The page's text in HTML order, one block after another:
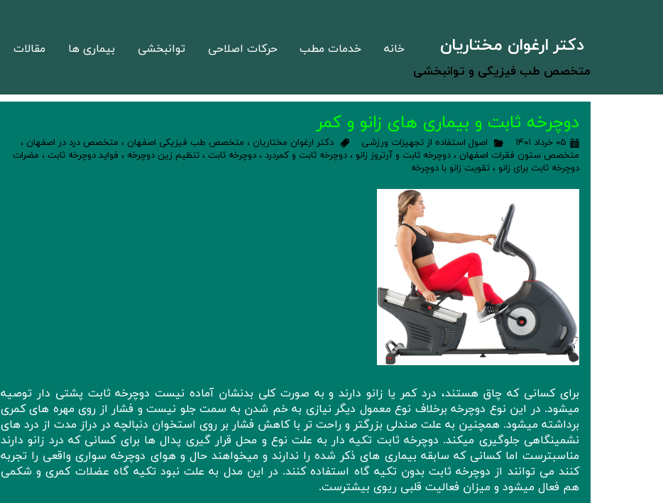
خانه خدمات مطب حرکات اصلاحی توانبخشی بیماری ها مقالات دکتر ارغوان مختاریان
متخصص طب فیزیکی و توانبخشی
دوچرخه ثابت و بیماری های زانو و کمر
۰۵ خرداد ۱۴۰۱ اصول استفاده از تجهیزات ورزشی دکتر ارغوان مختاریان ، متخصص طب فیزیکی اصفهان ، متخصص درد در اصفهان ،
متخصص ستون فقرات اصفهان ، دوچرخه ثابت و آرتروز زانو ، دوچرخه ثابت و کمردرد ، دوچرخه ثابت ، تنظیم زین دوچرخه ، فواید دوچرخه ثابت ، مضرات
دوچرخه ثابت برای زانو ، تقویت زانو با دوچرخه
برای کسانی که چاق هستند، درد کمر یا زانو دارند و به صورت کلی بدنشان آماده نیست دوچرخه ثابت پشتی دار توصیه
میشود. در این نوع دوچرخه برخلاف نوع معمول دیگر نیازی به خم شدن به سمت جلو نیست و فشار از روی مهره های کمری
برداشته میشود. همچنین به علت صندلی بزرگتر و راحت تر با کاهش فشار بر روی استخوان دنبالچه در دراز مدت از درد های
نشمینگاهی جلوگیری میکند. دوچرخه ثابت تکیه دار به علت نوع و محل قرار گیری پدال ها برای کسانی که درد زانو دارند
مناسبترست اما کسانی که سابقه بیماری های ذکر شده را ندارند و میخواهند حال و هوای دوچرخه سواری واقعی را تجربه
کنند می توانند از دوچرخه ثابت بدون تکیه گاه استفاده کنند. در این مدل به علت نبود تکیه گاه عضلات کمری و شکمی
هم فعال میشود و میزان فعالیت قلبی ریوی بیشترست.